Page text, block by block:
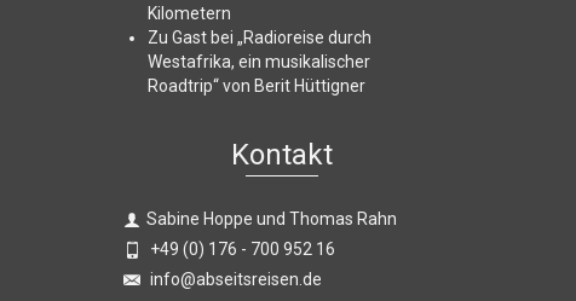
Kilometern
Zu Gast bei „Radioreise durch
Westafrika, ein musikalischer
Roadtrip“ von Berit Hüttigner
Kontakt
Sabine Hoppe und Thomas Rahn
+49 (0) 176 - 700 952 16
info@abseitsreisen.de